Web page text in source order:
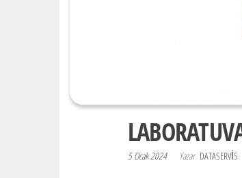
5 Ocak 2024 Yazar DATASERVIS